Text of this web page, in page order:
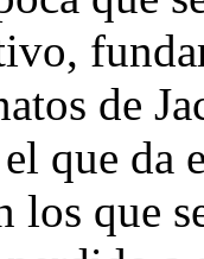
de
que da
los que